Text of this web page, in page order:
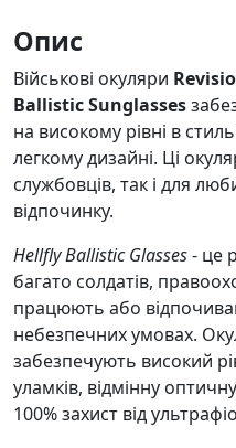
Опис
Військові окуляри
Ballistic Sunglasses
на високому рівні в
легкому дизайні. Ці
службовців, так і для
відпочинку.
Hellfly Ballistic Glasses- це
багато солдатів,
працюють або
небезпечних умовах.
забезпечують високий
уламків, відмінну
100% захист від